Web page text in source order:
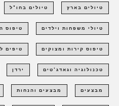
טיולים בארץ טיולים בחו"ל
טיולי משפחות וילדים טיפוס
טיפוס קירות ומצוקים טיפים
טכנולוגיה וגאדג'טים ירדן
מבצעים מבצעים והנחות